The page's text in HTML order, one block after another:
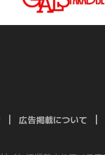
広告掲載について